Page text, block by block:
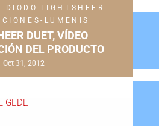
DIODO
LIGHTSHEER
LUMENIS
DUET, VÍDEO
DEL PRODUCTO
Oct 31, 2012